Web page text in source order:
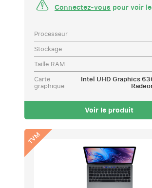
Connectez-vous pour voir
Processeur
Stockage
Taille RAM
Carte
graphique
Intel UHD Graphics
Voir le produit
TVM